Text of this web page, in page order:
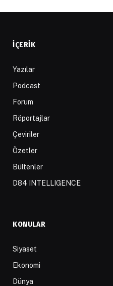
İÇERIK
Yazılar
Podcast
Forum
Röportajlar
Çeviriler
Özetler
Bültenler
D84 INTELLIGENCE
KONULAR
Siyaset
Ekonomi
Dünya